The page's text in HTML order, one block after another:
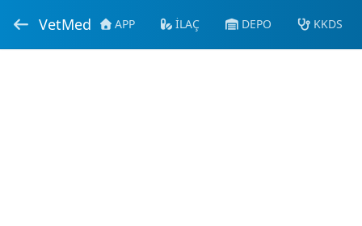
VetMed APP İLAÇ DEPO KKDS